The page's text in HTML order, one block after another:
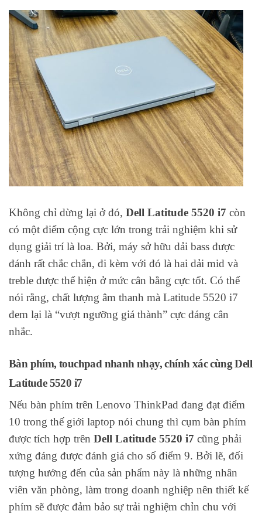
Không chỉ dừng lại ở đó, Dell Latitude 5520 i7 còn
có một điểm cộng cực lớn trong trải nghiệm khi sử
dụng giải trí là loa. Bởi, máy sở hữu dải bass được
đánh rất chắc chắn, đi kèm với đó là hai dải mid và
treble được thể hiện ở mức cân bằng cực tốt. Có thể
nói rằng, chất lượng âm thanh mà Latitude 5520 i7
đem lại là “vượt ngưỡng giá thành” cực đáng cân
nhắc.
Bàn phím, touchpad nhanh nhạy, chính xác cùng Dell
Latitude 5520 i7
Nếu bàn phím trên Lenovo ThinkPad đang đạt điểm
10 trong thế giới laptop nói chung thì cụm bàn phím
được tích hợp trên Dell Latitude 5520 i7 cũng phải
xứng đáng được đánh giá cho số điểm 9. Bởi lẽ, đối
tượng hướng đến của sản phẩm này là những nhân
viên văn phòng, làm trong doanh nghiệp nên thiết kế
phím sẽ được đảm bảo sự trải nghiệm chỉn chu với